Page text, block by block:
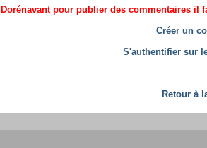
Dorénavant pour publier des commentaires il
Créer un
S'authentifier sur
Retour à